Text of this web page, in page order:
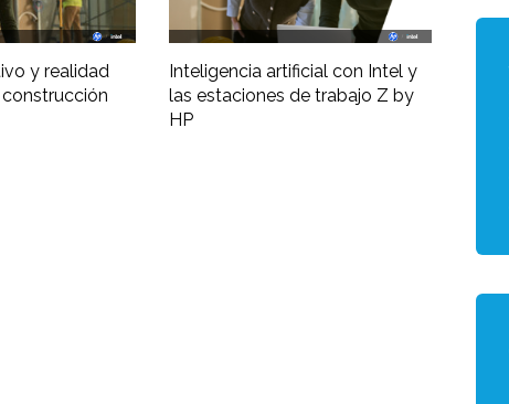
y realidad
Inteligencia artificial con Intel y
las estaciones de trabajo Z by
HP